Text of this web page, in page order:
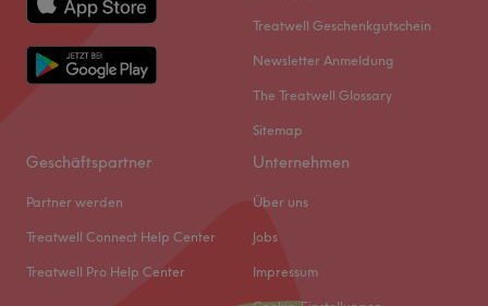
Treatwell Geschenkgutschein
Newsletter Anmeldung
The Treatwell Glossary
Sitemap
Geschäftspartner
Partner werden
Treatwell Connect Help Center
Treatwell Pro Help Center
Unternehmen
Über uns
Jobs
Impressum